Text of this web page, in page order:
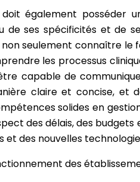
également posséder
ses spécificités et de
seulement connaître
les processus
capable de
claire et concise, et
solides en
des délais, des budgets
des nouvelles
des